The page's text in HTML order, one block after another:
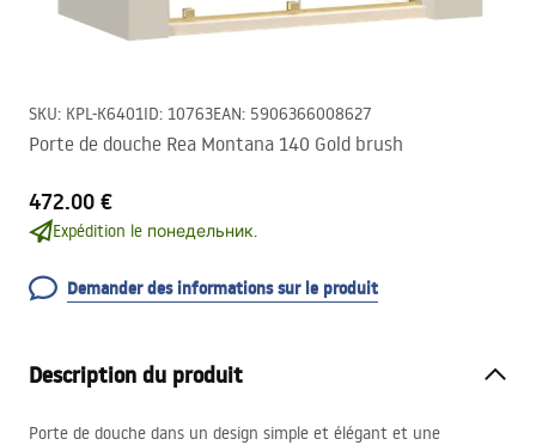
SKU: KPL-K6401ID: 10763EAN: 5906366008627
Porte de douche Rea Montana 140 Gold brush
472.00 €
Expédition le понедельник.
Demander des informations sur le produit
Description du produit
Porte de douche dans un design simple et élégant et une